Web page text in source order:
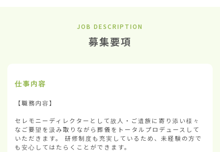
JOB DESCRIPTION
募集要項
仕事内容
【職務内容】
セレモニーディレクターとして故人・ご遺族に寄り添い様々
なご要望を汲み取りながら葬儀をトータルプロデュースして
いただきます。 研修制度も充実しているため、未経験の方で
も安心してはたらくことができます。